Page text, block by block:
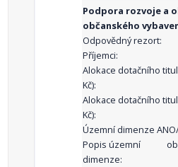
Podpora rozvoje a
občanského
Odpovědný rezort:
Příjemci:
Alokace dotačního
Kč):
Alokace dotačního
Kč):
Územní dimenze
Popis územní
dimenze: